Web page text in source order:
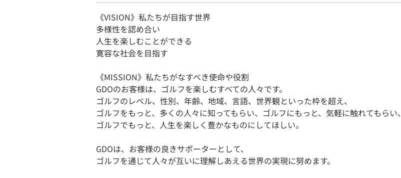
《VISION》私たちが目指す世界
多様性を認め合い
人生を楽しむことができる
寛容な社会を目指す
《MISSION》私たちがなすべき使命や役割
GDOのお客様は、ゴルフを楽しむすべての人々です。
ゴルフのレベル、性別、年齢、地域、言語、世界観といった枠を超え、
ゴルフをもっと、多くの人々に知ってもらい、ゴルフにもっと、気軽に触れてもらい、
ゴルフでもっと、人生を楽しく豊かなものにしてほしい。
GDOは、お客様の良きサポーターとして、
ゴルフを通じて人々が互いに理解しあえる世界の実現に努めます。